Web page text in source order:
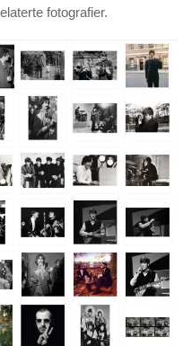
fotografier.